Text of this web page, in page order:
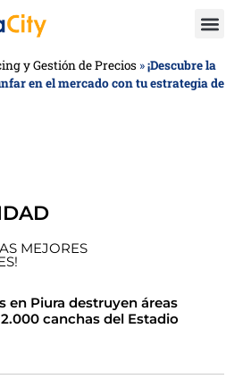
y Gestión de Precios »¡Descubre la
en el mercado con tu estrategia de
MEJORES
en Piura destruyen áreas
canchas del Estadio